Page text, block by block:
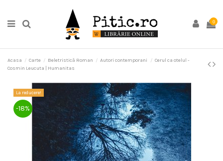
0
Acasa Carte Beletristică Roman Autori contemporani
Cerul ca otelul -
Cosmin Leucuta | Humanitas
La reducere!
-18%